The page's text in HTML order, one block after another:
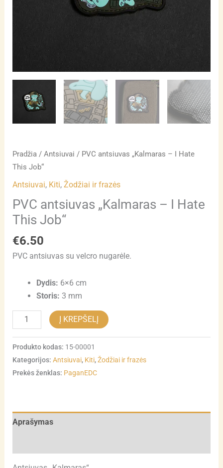
Pradžia/ Antsiuvai / PVC antsiuvas „Kalmaras – I Hate
This Job“
Antsiuvai, Kiti, Žodžiai ir frazės
PVC antsiuvas „Kalmaras – I Hate
This Job“
€6.50
PVC antsiuvas su velcro nugarėle.
Dydis: 6×6 cm
Storis: 3 mm
Į KREPŠELĮ
Produkto kodas: 15-00001
Kategorijos: Antsiuvai, Kiti,Žodžiai ir frazės
Prekės ženklas: PaganEDC
Aprašymas